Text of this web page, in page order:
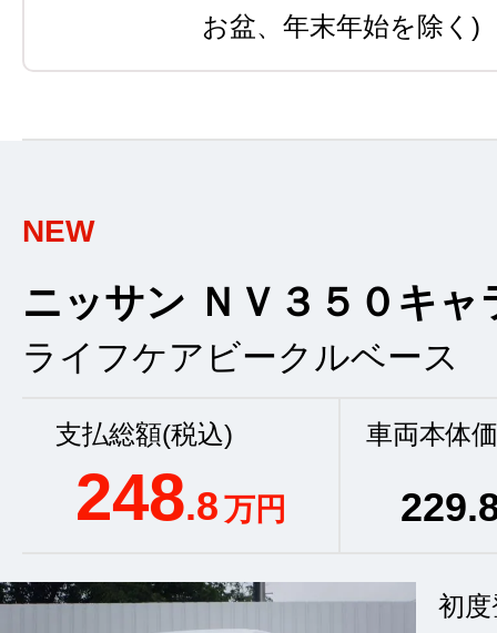
お盆、年末年始を除く)
NEW
ニッサン ＮＶ３５０キャ
ライフケアビークルベース
支払総額(税込)
248.8万円
車両本体
229
初